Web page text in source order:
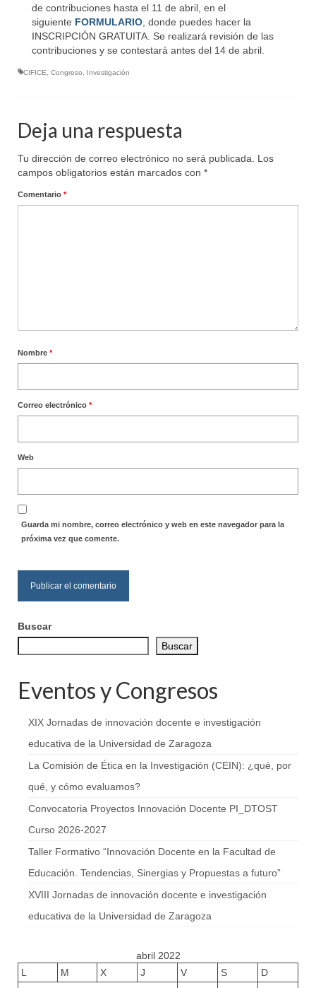
de contribuciones hasta el 11 de abril, en el
siguiente FORMULARIO , donde puedes hacer la
INSCRIPCIÓN GRATUITA. Se realizará revisión de las
contribuciones y se contestará antes del 14 de abril.
CIFICE Congreso Investigación
Deja una respuesta
Tu dirección de correo electrónico no será publicada.
Los
campos obligatorios están marcados con *
Comentario *
Nombre *
Correo electrónico *
Web
Guarda mi nombre, correo electrónico y web en este navegador para la
próxima vez que comente.
Buscar
Buscar
Eventos y Congresos
XIX Jornadas de innovación docente e investigación
educativa de la Universidad de Zaragoza
La Comisión de Ética en la Investigación (CEIN): ¿qué, por
qué, y cómo evaluamos?
Convocatoria Proyectos Innovación Docente PI_DTOST
Curso 2026-2027
Taller Formativo “Innovación Docente en la Facultad de
Educación. Tendencias, Sinergias y Propuestas a futuro”
XVIII Jornadas de innovación docente e investigación
educativa de la Universidad de Zaragoza
abril 2022
L
M X J V S
D